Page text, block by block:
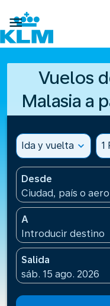

Vuelos
Malasia a
Ida y vuelta expand_more 1
Desde
Ciudad, país o
A
Introducir destino
Salida
fc-booking-
sáb. 15 ago. 2026